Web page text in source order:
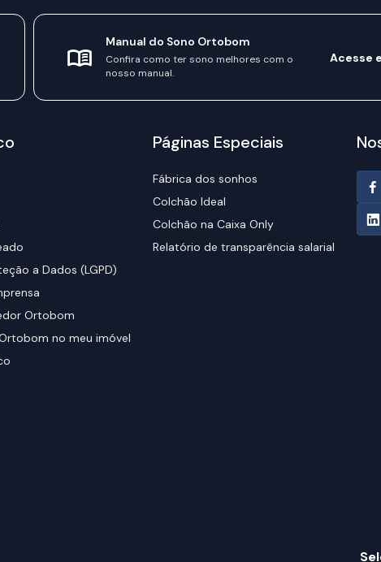
Manual do Sono Ortobom
Confira como ter sono melhores com o
nosso manual.
Acesse
a Dados (LGPD)
Ortobom
no meu imóvel
Páginas Especiais
Fábrica dos sonhos
Colchão Ideal
Colchão na Caixa Only
Relatório de transparência salarial